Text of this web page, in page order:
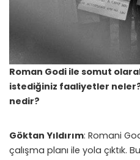
Roman Godi ile somut
istediğiniz faaliyetler
nedir?
Göktan Yıldırım: Romani
çalışma planı ile yola çıktık.